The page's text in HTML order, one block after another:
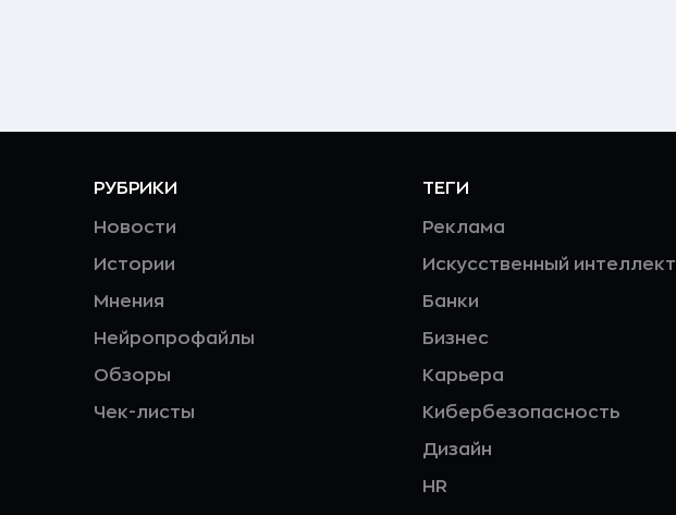
РУБРИКИ
Новости
Истории
Мнения
Нейропрофайлы
Обзоры
Чек-листы
ТЕГИ
Реклама
Искусственный интеллект
Банки
Бизнес
Карьера
Кибербезопасность
Дизайн
HR